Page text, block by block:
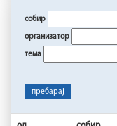
собир
организатор
тема
пребарај